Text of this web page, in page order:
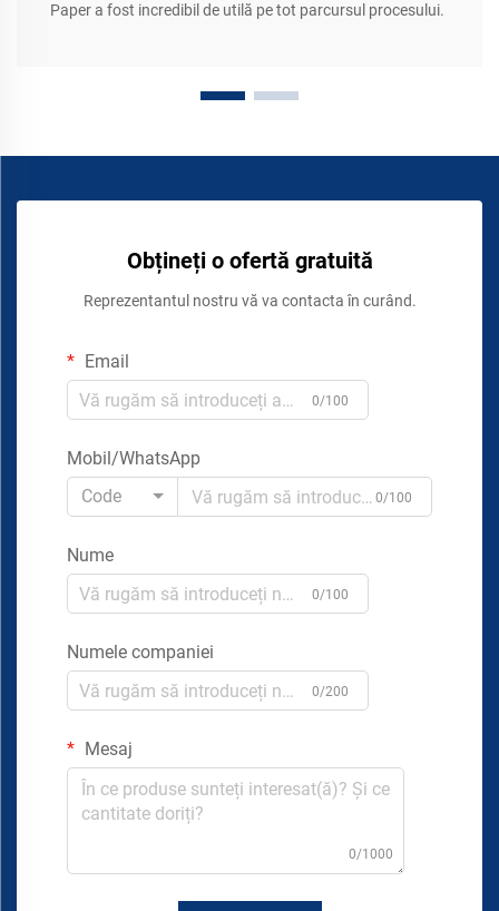
Paper a fost incredibil de utilă pe tot parcursul procesului.
Obțineți o ofertă gratuită
Reprezentantul nostru vă va contacta în curând.
Email
0/100
Mobil/WhatsApp
Code
0/100
Nume
0/100
Numele companiei
0/200
Mesaj
0/1000